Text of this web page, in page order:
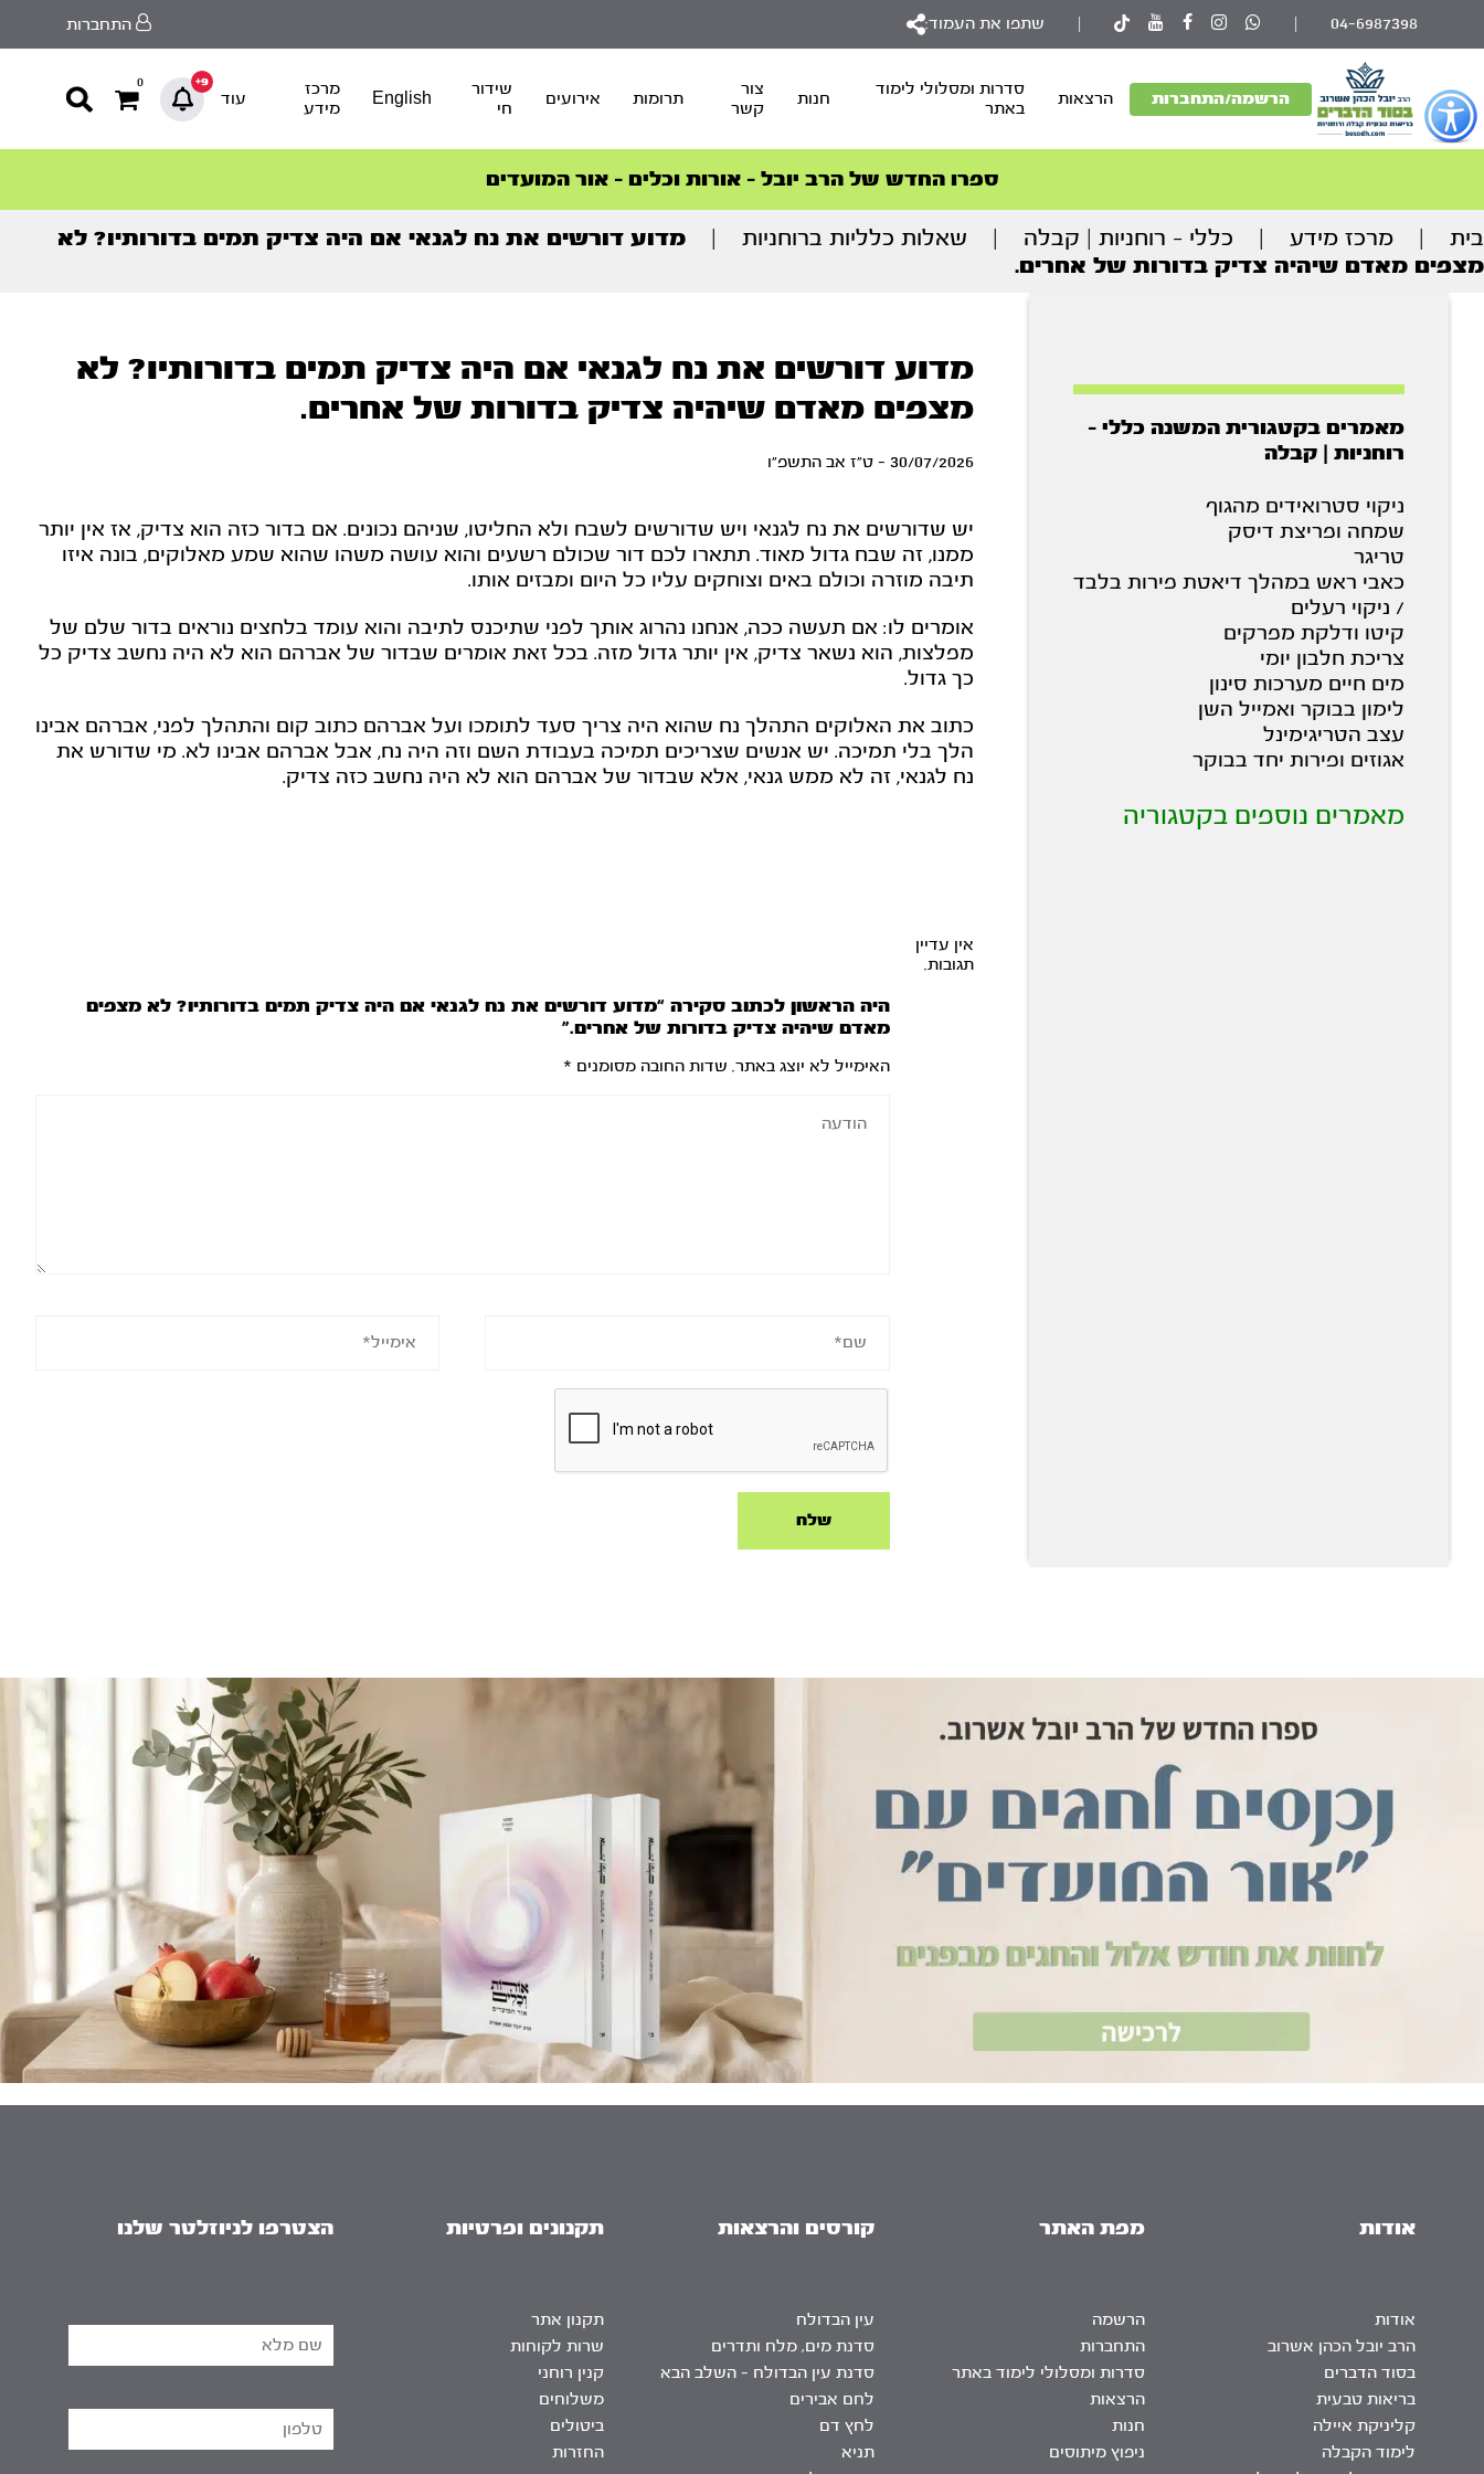
כפתור
לפתיחת
תפריט
נגישות
04-6987398 שתפו את העמוד: התחברות
הרשמה/התחברות הרצאות
סדרות ומסלולי לימוד
באתר
חנות
צור
קשר
תרומות אירועים
שידור
חי
English
מרכז
מידע
עוד
9+
0
סדרות הפודקאסטים
הסדרה המובילה החודש – דרך המלך
ספרו החדש של הרב יובל – אורות וכלים – אור המועדים
הצטרפו למהפכת הבריאות הטבעית >
סדרות הפודקאסטים
הסדרה המובילה החודש – דרך המלך
מרכזי
בית | מרכז מידע | כללי - רוחניות | קבלה | שאלות כלליות ברוחניות |
מדוע דורשים את נח לגנאי אם היה צדיק תמים בדורותיו? לא
מצפים מאדם שיהיה צדיק בדורות של אחרים.
מאמרים בקטגורית המשנה כללי -
רוחניות | קבלה
ניקוי סטרואידים מהגוף
שמחה ופריצת דיסק
טריגר
כאבי ראש במהלך דיאטת פירות בלבד
/ ניקוי רעלים
קיטו ודלקת מפרקים
צריכת חלבון יומי
מים חיים מערכות סינון
לימון בבוקר ואמייל השן
עצב הטריגימינל
אגוזים ופירות יחד בבוקר
מאמרים נוספים בקטגוריה
מדוע דורשים את נח לגנאי אם היה צדיק תמים בדורותיו? לא
מצפים מאדם שיהיה צדיק בדורות של אחרים.
30/07/2026 - ט"ז אב התשפ"ו
יש שדורשים את נח לגנאי ויש שדורשים לשבח ולא החליטו, שניהם נכונים. אם בדור כזה הוא צדיק, אז אין יותר
ממנו, זה שבח גדול מאוד. תתארו לכם דור שכולם רשעים והוא עושה משהו שהוא שמע מאלוקים, בונה איזו
תיבה מוזרה וכולם באים וצוחקים עליו כל היום ומבזים אותו.
אומרים לו: אם תעשה ככה, אנחנו נהרוג אותך לפני שתיכנס לתיבה והוא עומד בלחצים נוראים בדור שלם של
מפלצות, הוא נשאר צדיק, אין יותר גדול מזה. בכל זאת אומרים שבדור של אברהם הוא לא היה נחשב צדיק כל
כך גדול.
כתוב את האלוקים התהלך נח שהוא היה צריך סעד לתומכו ועל אברהם כתוב קום והתהלך לפני, אברהם אבינו
הלך בלי תמיכה. יש אנשים שצריכים תמיכה בעבודת השם וזה היה נח, אבל אברהם אבינו לא. מי שדורש את
נח לגנאי, זה לא ממש גנאי, אלא שבדור של אברהם הוא לא היה נחשב כזה צדיק.
אין עדיין
תגובות.
היה הראשון לכתוב סקירה “מדוע דורשים את נח לגנאי אם היה צדיק תמים בדורותיו? לא מצפים
מאדם שיהיה צדיק בדורות של אחרים.”
האימייל לא יוצג באתר. שדות החובה מסומנים *
אודות
אודות
הרב יובל הכהן אשרוב
בסוד הדברים
בריאות טבעית
קליניקת איילה
לימוד הקבלה
מפת האתר
הרשמה
התחברות
סדרות ומסלולי לימוד באתר
הרצאות
חנות
ניפוץ מיתוסים
קורסים והרצאות
עין הבדולח
סדנת מים, מלח ותדרים
סדנת עין הבדולח – השלב הבא
לחם אבירים
לחץ דם
תניא
תקנונים ופרטיות
תקנון אתר
שרות לקוחות
קנין רוחני
משלוחים
ביטולים
החזרות
הצטרפו לניוזלטר שלנו